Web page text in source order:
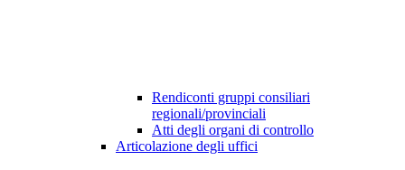
Rendiconti gruppi consiliari
regionali/provinciali
Atti degli organi di controllo
Articolazione degli uffici